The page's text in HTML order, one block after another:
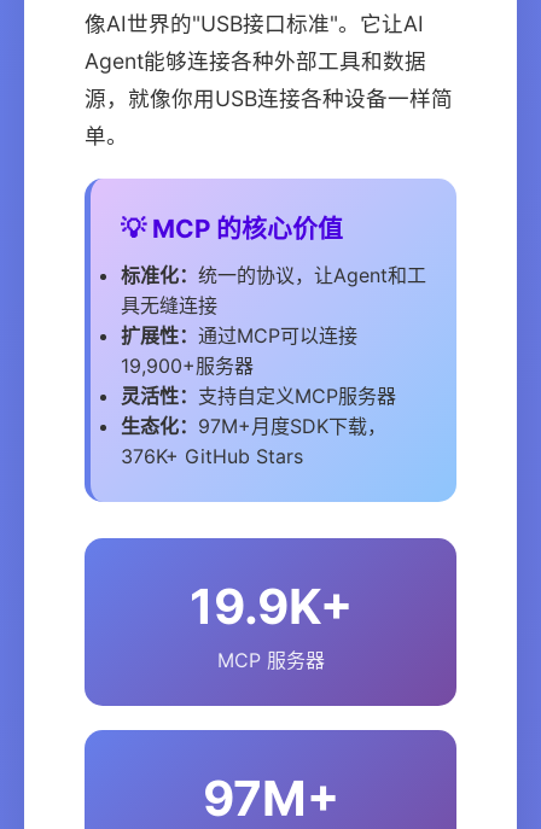
像AI世界的"USB接口标准"。它让AI
Agent能够连接各种外部工具和数据
源，就像你用USB连接各种设备一样简
单。
💡 MCP 的核心价值
标准化： 统一的协议，让Agent和工
具无缝连接
扩展性： 通过MCP可以连接
19,900+服务器
灵活性： 支持自定义MCP服务器
生态化： 97M+月度SDK下载，
376K+ GitHub Stars
19.9K+
MCP 服务器
97M+